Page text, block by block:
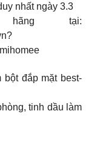
nhất ngày 3.3
tại:
đắp mặt best-
tinh dầu làm